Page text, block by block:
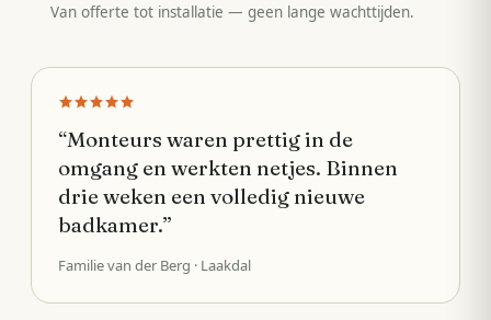
Van offerte tot installatie — geen lange wachttijden.
“Monteurs waren prettig in de
omgang en werkten netjes. Binnen
drie weken een volledig nieuwe
badkamer.”
Familie van der Berg · Laakdal